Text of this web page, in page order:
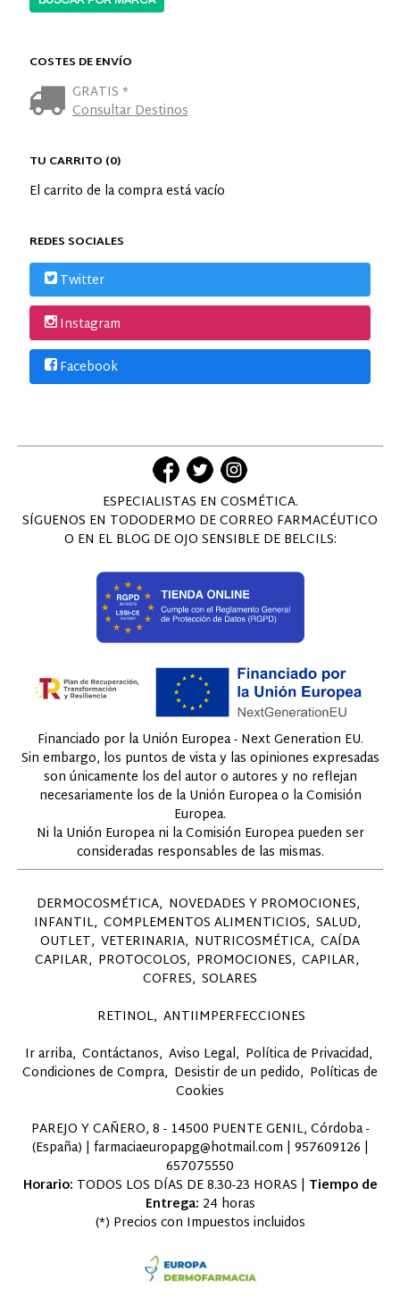
COSTES DE ENVÍO
GRATIS *
Consultar Destinos
TU CARRITO (0)
El carrito de la compra está vacío
REDES SOCIALES
Twitter
Instagram
Facebook
ESPECIALISTAS EN COSMÉTICA.
SÍGUENOS EN TODODERMO DE CORREO FARMACÉUTICO
O EN EL BLOG DE OJO SENSIBLE DE BELCILS:
Financiado por la Unión Europea - Next Generation EU.
Sin embargo, los puntos de vista y las opiniones expresadas
son únicamente los del autor o autores y no reflejan
necesariamente los de la Unión Europea o la Comisión
Europea.
Ni la Unión Europea ni la Comisión Europea pueden ser
consideradas responsables de las mismas.
DERMOCOSMÉTICA NOVEDADES Y PROMOCIONES
INFANTIL COMPLEMENTOS ALIMENTICIOS SALUD
OUTLET VETERINARIA NUTRICOSMÉTICA CAÍDA
CAPILAR PROTOCOLOS PROMOCIONES CAPILAR
COFRES SOLARES
RETINOL ANTIIMPERFECCIONES
Ir arriba Contáctanos Aviso Legal Política de Privacidad
Condiciones de Compra Desistir de un pedido Políticas de
Cookies
PAREJO Y CAÑERO, 8 - 14500 PUENTE GENIL, Córdoba -
(España) | farmaciaeuropapg@hotmail.com | 957609126 |
657075550
Horario: TODOS LOS DÍAS DE 8.30-23 HORAS | Tiempo de
Entrega: 24 horas
(*) Precios con Impuestos incluidos